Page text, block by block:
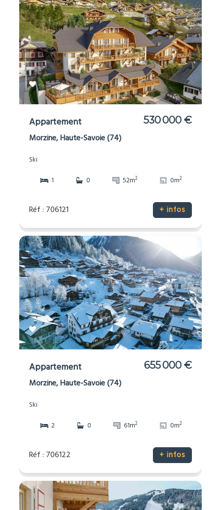
Appartement 530 000 €
Morzine, Haute-Savoie (74)
Ski
1
0 52m2 0m2
Réf : 706121 + infos
Appartement 655 000 €
Morzine, Haute-Savoie (74)
Ski
2
0 61m2 0m2
Réf : 706122 + infos